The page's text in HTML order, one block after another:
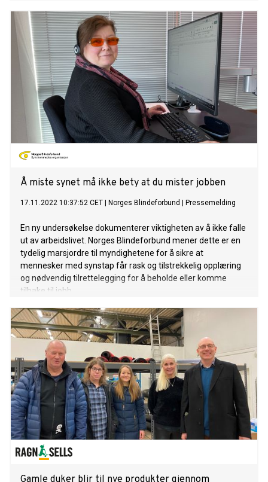
Å miste synet må ikke bety at du mister jobben
17.11.2022 10:37:52 CET Norges Blindeforbund Pressemelding
En ny undersøkelse dokumenterer viktigheten av å ikke falle
ut av arbeidslivet. Norges Blindeforbund mener dette er en
tydelig marsjordre til myndighetene for å sikre at
mennesker med synstap får rask og tilstrekkelig opplæring
og nødvendig tilrettelegging for å beholde eller komme
tilbake til jobb.